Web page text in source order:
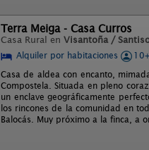
Terra Meiga - Casa Curros
Casa Rural en Visantoña /
Alquiler por habitaciones
Casa de aldea con encanto,
Compostela. Situada en pleno
un enclave geográficamente
los rincones de la comunidad en
Balocás. Muy próximo a la finca, a